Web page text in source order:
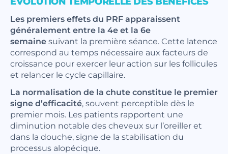
Les premiers effets du PRF apparaissent
généralement entre la 4e et la 6e
semainesuivant la première séance. Cette latence
correspond au temps nécessaire aux facteurs de
croissance pour exercer leur action sur les follicules
et relancer le cycle capillaire.
La normalisation de la chute constitue le premier
signe d’efficacité, souvent perceptible dès le
premier mois. Les patients rapportent une
diminution notable des cheveux sur l’oreiller et
dans la douche, signe de la stabilisation du
processus alopécique.